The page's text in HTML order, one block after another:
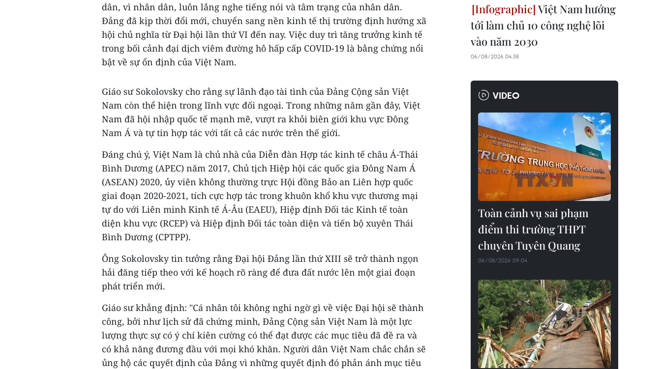
dân, vì nhân dân, luôn lắng nghe tiếng nói và tâm trạng của nhân dân.
Đảng đã kịp thời đổi mới, chuyển sang nền kinh tế thị trường định hướng xã
hội chủ nghĩa từ Đại hội lần thứ VI đến nay. Việc duy trì tăng trưởng kinh tế
trong bối cảnh đại dịch viêm đường hô hấp cấp COVID-19 là bằng chứng nổi
bật về sự ổn định của Việt Nam.
Giáo sư Sokolovsky cho rằng sự lãnh đạo tài tình của Đảng Cộng sản Việt
Nam còn thể hiện trong lĩnh vực đối ngoại. Trong những năm gần đây, Việt
Nam đã hội nhập quốc tế mạnh mẽ, vượt ra khỏi biên giới khu vực Đông
Nam Á và tự tin hợp tác với tất cả các nước trên thế giới.
Đáng chú ý, Việt Nam là chủ nhà của Diễn đàn Hợp tác kinh tế châu Á-Thái
Bình Dương (APEC) năm 2017, Chủ tịch Hiệp hội các quốc gia Đông Nam Á
(ASEAN) 2020, ủy viên không thường trực Hội đồng Bảo an Liên hợp quốc
giai đoạn 2020-2021, tích cực hợp tác trong khuôn khổ khu vực thương mại
tự do với Liên minh Kinh tế Á-Âu (EAEU), Hiệp định Đối tác Kinh tế toàn
diện khu vực (RCEP) và Hiệp định Đối tác toàn diện và tiến bộ xuyên Thái
Bình Dương (CPTPP).
Ông Sokolovsky tin tưởng rằng Đại hội Đảng lần thứ XIII sẽ trở thành ngọn
hải đăng tiếp theo với kế hoạch rõ ràng để đưa đất nước lên một giai đoạn
phát triển mới.
Giáo sư khẳng định: "Cá nhân tôi không nghi ngờ gì về việc Đại hội sẽ thành
công, bởi như lịch sử đã chứng minh, Đảng Cộng sản Việt Nam là một lực
lượng thực sự có ý chí kiên cường có thể đạt được các mục tiêu đã đề ra và
có khả năng đương đầu với mọi khó khăn. Người dân Việt Nam chắc chắn sẽ
ủng hộ các quyết định của Đảng vì những quyết định đó phản ánh mục tiêu
Việt Nam hướng
tới làm chủ 10 công nghệ lõi
vào năm 2030
06/08/2026 04:38
VIDEO
Toàn cảnh vụ sai phạm
điểm thi trường THPT
chuyên Tuyên Quang
06/08/2026 09:04